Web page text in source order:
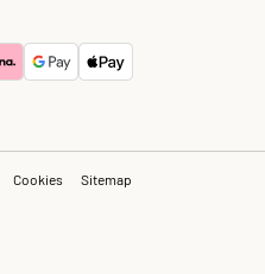
Cookies Sitemap